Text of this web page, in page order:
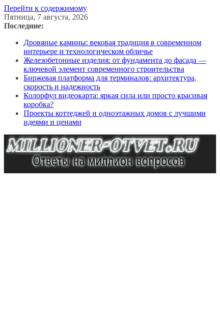
Перейти к содержимому
Пятница, 7 августа, 2026
Последние:
Дровяные камины: вековая традиция в современном
интерьере и технологическом обличье
Железобетонные изделия: от фундамента до фасада —
ключевой элемент современного строительства
Биржевая платформа для терминалов: архитектура,
скорость и надежность
Колорфул видеокарта: яркая сила или просто красивая
коробка?
Проекты коттеджей и одноэтажных домов с лучшими
идеями и ценами